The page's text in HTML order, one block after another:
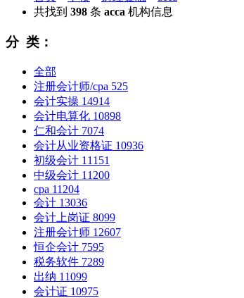
共找到 398 条 acca 机构信息
分 类：
全部
注册会计师/cpa 525
会计实操 14914
会计电算化 10898
仁和会计 7074
会计从业资格证 10936
初级会计 11151
中级会计 11200
cpa 11204
会计 13036
会计上岗证 8099
注册会计师 12607
恒企会计 7595
税务软件 7289
出纳 11099
会计证 10975